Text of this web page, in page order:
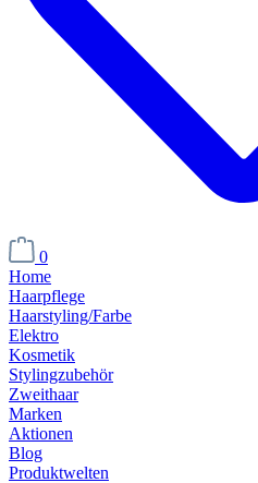
0
Home
Haarpflege
Haarstyling/Farbe
Elektro
Kosmetik
Stylingzubehör
Zweithaar
Marken
Aktionen
Blog
Produktwelten